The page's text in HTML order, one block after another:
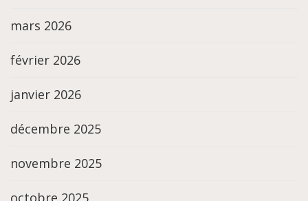
mars 2026
février 2026
janvier 2026
décembre 2025
novembre 2025
octobre 2025